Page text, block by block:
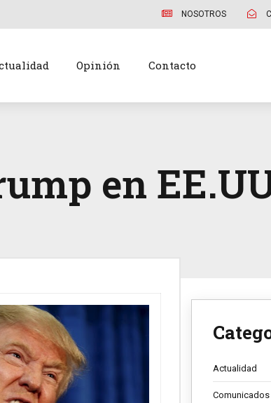
NOSOTROS
Opinión Contacto
en
Actualidad
Comunicados